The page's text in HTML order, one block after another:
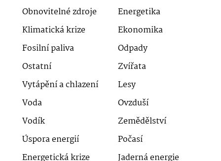
Obnovitelné zdroje
Energetika
Klimatická krize
Ekonomika
Fosilní paliva
Odpady
Ostatní
Zvířata
Vytápění a chlazení
Lesy
Voda
Ovzduší
Vodík
Zemědělství
Úspora energií
Počasí
Energetická krize
Jaderná energie